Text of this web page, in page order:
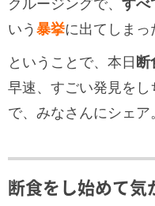
クルージングで、 すべ
いう 暴挙に出てしまっ
ということで、本日 断
早速、すごい発見をし
で、みなさんにシェア
断食をし始めて気